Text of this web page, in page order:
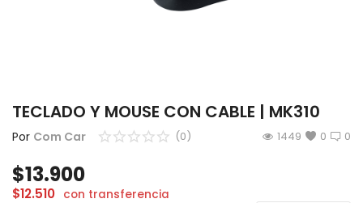
INFANTIL
Lista de deseos
TECLADO Y MOUSE CON CABLE | MK310
Por Com Car 0
(0) 0
1449
$13.900
$12.510 con transferencia